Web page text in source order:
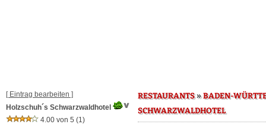
[ Eintrag bearbeiten ]
Holzschuh´s Schwarzwaldhotel
4.00 von 5 (1)
RESTAURANTS»BADEN-
SCHWARZWALDHOTEL